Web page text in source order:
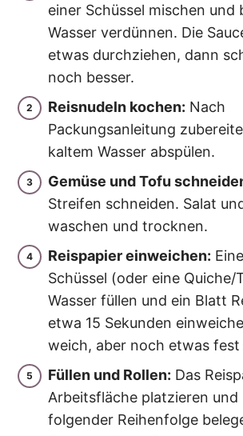
einer Schüssel mischen und
Wasser verdünnen. Die
etwas durchziehen, dann
noch besser.
Reisnudeln kochen: Nach
Packungsanleitung
kaltem Wasser abspülen.
Gemüse und Tofu
Streifen schneiden. Salat
waschen und trocknen.
Reispapier einweichen:
Schüssel (oder eine
Wasser füllen und ein Blatt
etwa 15 Sekunden
weich, aber noch etwas fest
Füllen und Rollen: Das
Arbeitsfläche platzieren und
folgender Reihenfolge